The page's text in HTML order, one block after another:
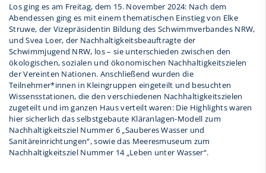
Los ging es am Freitag, dem 15. November 2024: Nach dem
Abendessen ging es mit einem thematischen Einstieg von Elke
Struwe, der Vizepräsidentin Bildung des Schwimmverbandes NRW,
und Svea Loer, der Nachhaltigkeitsbeauftragte der
Schwimmjugend NRW, los – sie unterschieden zwischen den
ökologischen, sozialen und ökonomischen Nachhaltigkeitszielen
der Vereinten Nationen. Anschließend wurden die
Teilnehmer*innen in Kleingruppen eingeteilt und besuchten
Wissensstationen, die den verschiedenen Nachhaltigkeitszielen
zugeteilt und im ganzen Haus verteilt waren: Die Highlights waren
hier sicherlich das selbstgebaute Kläranlagen-Modell zum
Nachhaltigkeitsziel Nummer 6 „Sauberes Wasser und
Sanitäreinrichtungen“, sowie das Meeresmuseum zum
Nachhaltigkeitsziel Nummer 14 „Leben unter Wasser“.